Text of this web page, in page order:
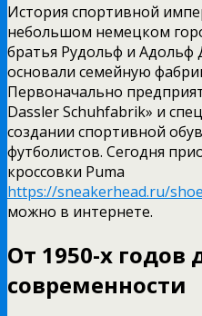
История спортивной
небольшом немецком
братья Рудольф и Адольф
основали семейную
Первоначально
Dassler Schuhfabrik» и
создании спортивной
футболистов. Сегодня
кроссовки Puma
https://sneakerhead.ru/
можно в интернете.
От 1950-х годов
современности